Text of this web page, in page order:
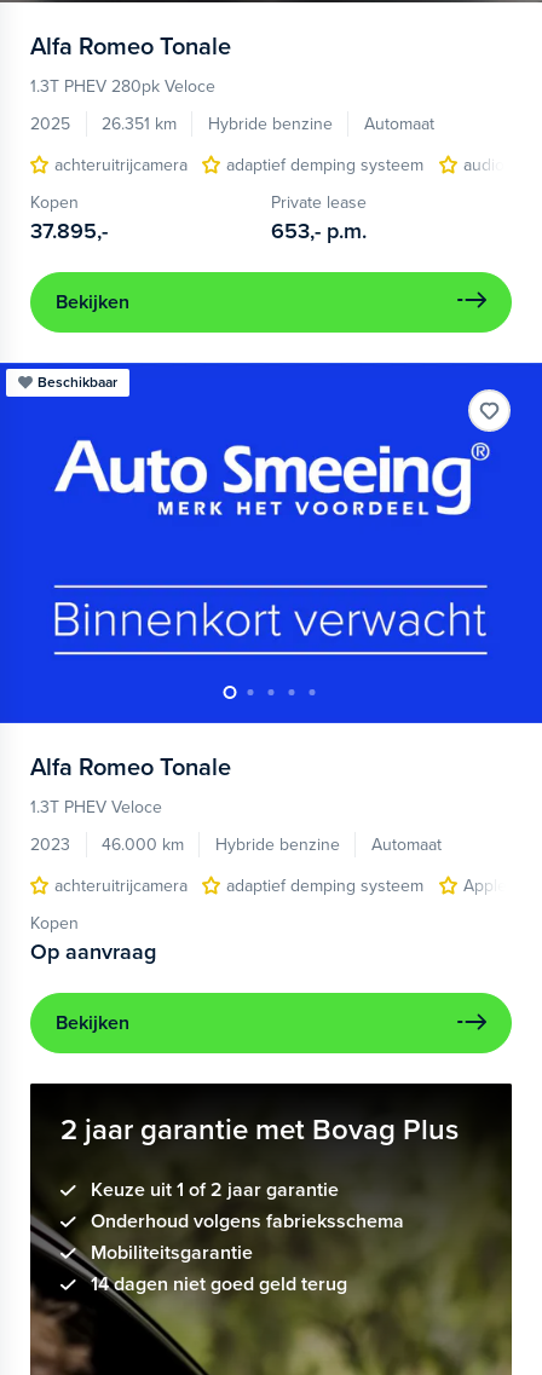
Alfa Romeo Tonale
1.3T PHEV 280pk Veloce
2025
26.351 km Hybride benzine
Automaat
achteruitrijcamera
adaptief demping systeem
audio
Kopen
37.895,-
Private lease
653,- p.m.
Bekijken
Beschikbaar
Alfa Romeo Tonale
1.3T PHEV Veloce
2023
46.000 km Hybride benzine
Automaat
achteruitrijcamera
adaptief demping systeem
Apple
Kopen
Op aanvraag
Bekijken
2 jaar garantie met Bovag Plus
Keuze uit 1 of 2 jaar garantie
Onderhoud volgens fabrieksschema
Mobiliteitsgarantie
14 dagen niet goed geld terug